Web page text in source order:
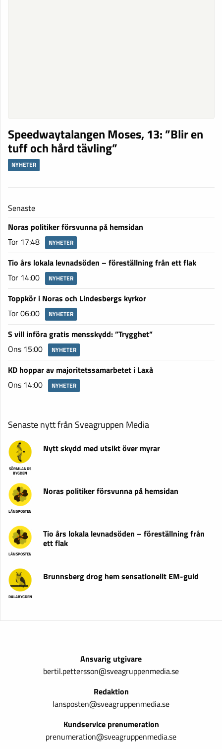
Speedwaytalangen Moses, 13: ”Blir en
tuff och hård tävling”
NYHETER
Senaste
Noras politiker försvunna på hemsidan
Tor 17:48
NYHETER
Tio års lokala levnadsöden – föreställning från ett flak
Tor 14:00
NYHETER
Toppkör i Noras och Lindesbergs kyrkor
Tor 06:00
NYHETER
S vill införa gratis mensskydd: ”Trygghet”
Ons 15:00
NYHETER
KD hoppar av majoritetssamarbetet i Laxå
Ons 14:00
NYHETER
Senaste nytt från Sveagruppen Media
SÖRMLANDS
BYGDEN
Nytt skydd med utsikt över myrar
LÄNSPOSTEN
Noras politiker försvunna på hemsidan
LÄNSPOSTEN
Tio års lokala levnadsöden – föreställning från
ett flak
DALABYGDEN
Brunnsberg drog hem sensationellt EM-guld
Ansvarig utgivare
bertil.pettersson@sveagruppenmedia.se
Redaktion
lansposten@sveagruppenmedia.se
Kundservice prenumeration
prenumeration@sveagruppenmedia.se